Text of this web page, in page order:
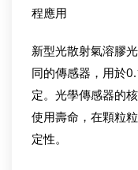
程應用
新型光散射氣溶膠
同的傳感器，用於
定。光學傳感器的
使用壽命，在顆粒
定性。